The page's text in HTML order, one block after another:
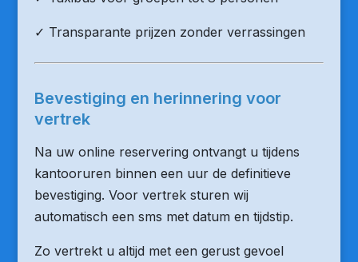
✓ Transparante prijzen zonder verrassingen
Bevestiging en herinnering voor
vertrek
Na uw online reservering ontvangt u tijdens
kantooruren binnen een uur de definitieve
bevestiging. Voor vertrek sturen wij
automatisch een sms met datum en tijdstip.
Zo vertrekt u altijd met een gerust gevoel